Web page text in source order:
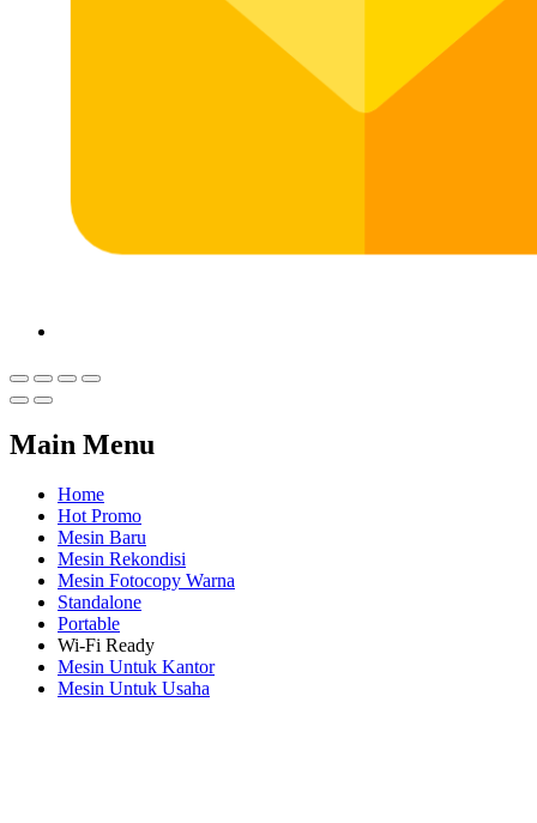
Main Menu
Home
Hot Promo
Mesin Baru
Mesin Rekondisi
Mesin Fotocopy Warna
Standalone
Portable
Wi-Fi Ready
Mesin Untuk Kantor
Mesin Untuk Usaha